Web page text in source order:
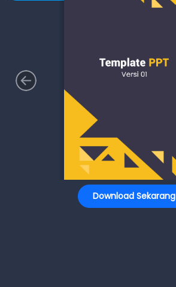
Download Sekarang